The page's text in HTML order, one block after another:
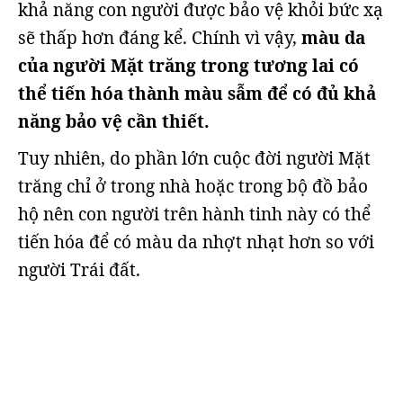
khả năng con người được bảo vệ khỏi bức xạ
sẽ thấp hơn đáng kể. Chính vì vậy, màu da
của người Mặt trăng trong tương lai có
thể tiến hóa thành màu sẫm để có đủ khả
năng bảo vệ cần thiết.
Tuy nhiên, do phần lớn cuộc đời người Mặt
trăng chỉ ở trong nhà hoặc trong bộ đồ bảo
hộ nên con người trên hành tinh này có thể
tiến hóa để có màu da nhợt nhạt hơn so với
người Trái đất.